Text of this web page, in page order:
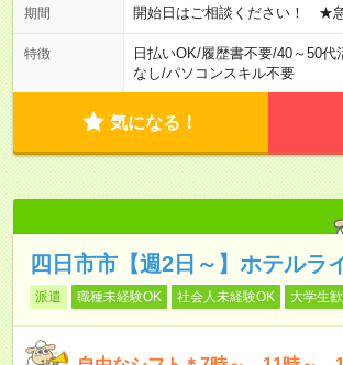
期間 開始日はご相談ください！ ★
特徴 日払いOK/履歴書不要/40～50代
なし/パソコンスキル不要
気になる！
四日市市【週2日～】ホテルラ
派遣 職種未経験OK 社会人未経験OK 大学生